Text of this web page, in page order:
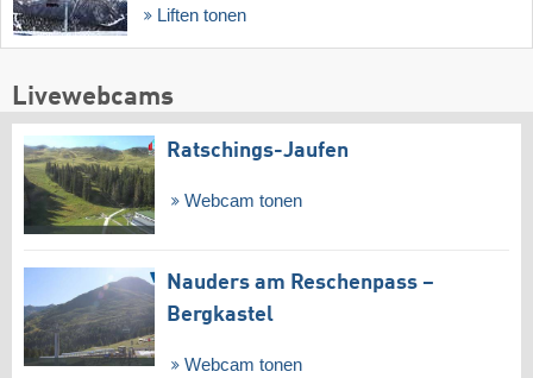
Liften tonen
Livewebcams
Ratschings-Jaufen
Webcam tonen
Nauders am Reschenpass –
Bergkastel
Webcam tonen